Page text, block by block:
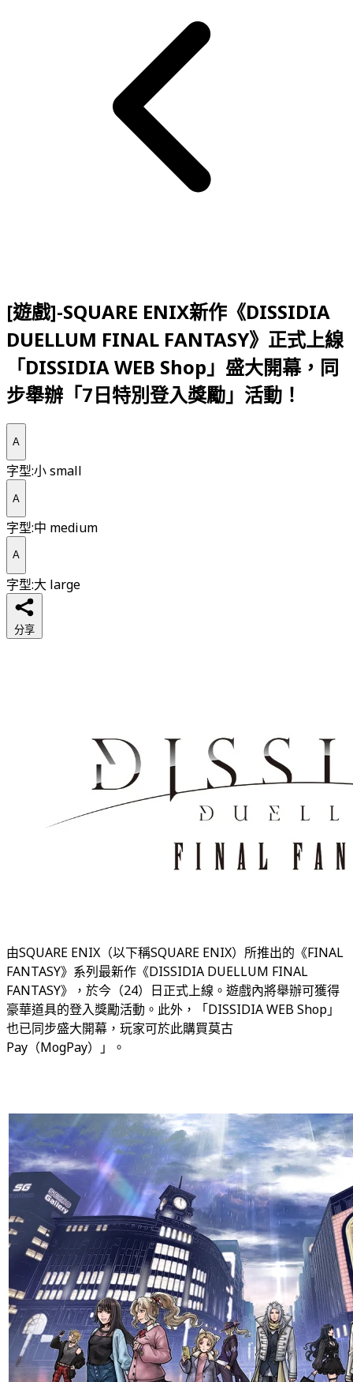
[遊戲]-SQUARE ENIX新作《DISSIDIA
DUELLUM FINAL FANTASY》正式上線
「DISSIDIA WEB Shop」盛大開幕，同
步舉辦「7日特別登入獎勵」活動！
A
字型:小 small
A
字型:中 medium
A
字型:大 large
分享
由SQUARE ENIX（以下稱SQUARE ENIX）所推出的《FINAL
FANTASY》系列最新作《DISSIDIA DUELLUM FINAL
FANTASY》，於今（24）日正式上線。遊戲內將舉辦可獲得
豪華道具的登入獎勵活動。此外，「DISSIDIA WEB Shop」
也已同步盛大開幕，玩家可於此購買莫古
Pay（MogPay）」。